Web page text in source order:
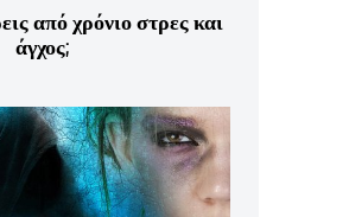
από χρόνιο στρες και
άγχος;